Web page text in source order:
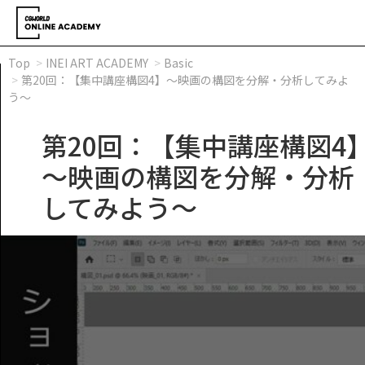
Top INEI ART ACADEMY
Basic
第20回：【集中講座構図4】～映画の構図を分解・分析してみよ
う～
第20回：【集中講座構図4
～映画の構図を分解・分析
してみよう～